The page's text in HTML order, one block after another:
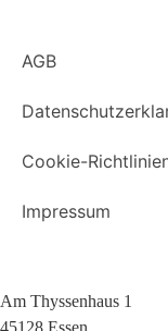
AGB
Cookie-
Impressum
Am Thyssenhaus 1
45128 Essen